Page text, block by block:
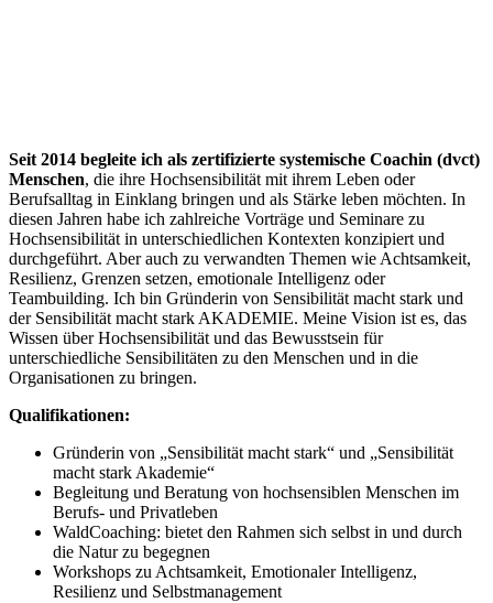
Seit 2014 begleite ich als zertifizierte systemische Coachin (dvct)
Menschen, die ihre Hochsensibilität mit ihrem Leben oder
Berufsalltag in Einklang bringen und als Stärke leben möchten. In
diesen Jahren habe ich zahlreiche Vorträge und Seminare zu
Hochsensibilität in unterschiedlichen Kontexten konzipiert und
durchgeführt. Aber auch zu verwandten Themen wie Achtsamkeit,
Resilienz, Grenzen setzen, emotionale Intelligenz oder
Teambuilding. Ich bin Gründerin von Sensibilität macht stark und
der Sensibilität macht stark AKADEMIE. Meine Vision ist es, das
Wissen über Hochsensibilität und das Bewusstsein für
unterschiedliche Sensibilitäten zu den Menschen und in die
Organisationen zu bringen.
Qualifikationen:
Gründerin von „Sensibilität macht stark“ und „Sensibilität
macht stark Akademie“
Begleitung und Beratung von hochsensiblen Menschen im
Berufs- und Privatleben
WaldCoaching: bietet den Rahmen sich selbst in und durch
die Natur zu begegnen
Workshops zu Achtsamkeit, Emotionaler Intelligenz,
Resilienz und Selbstmanagement